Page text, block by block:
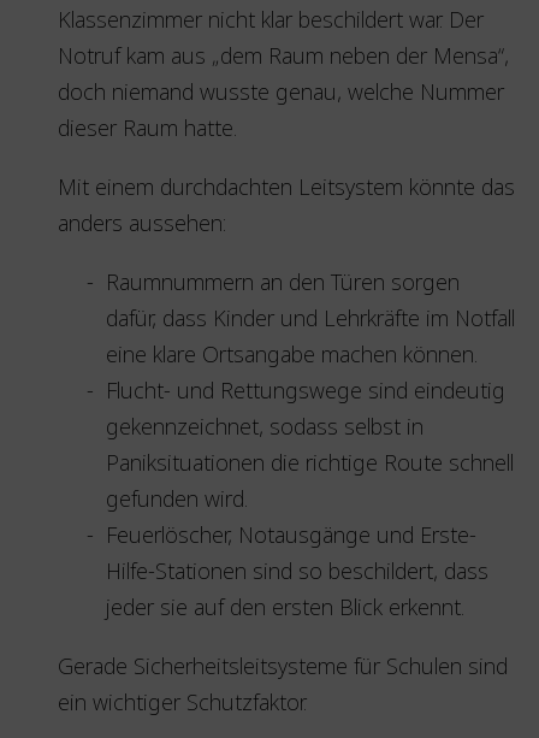
Klassenzimmer nicht klar beschildert war. Der
Notruf kam aus „dem Raum neben der Mensa“,
doch niemand wusste genau, welche Nummer
dieser Raum hatte.
Mit einem durchdachten Leitsystem könnte das
anders aussehen:
Raumnummern an den Türen sorgen
dafür, dass Kinder und Lehrkräfte im Notfall
eine klare Ortsangabe machen können.
Flucht- und Rettungswege sind eindeutig
gekennzeichnet, sodass selbst in
Paniksituationen die richtige Route schnell
gefunden wird.
Feuerlöscher, Notausgänge und Erste-
Hilfe-Stationen sind so beschildert, dass
jeder sie auf den ersten Blick erkennt.
Gerade Sicherheitsleitsysteme für Schulen sind
ein wichtiger Schutzfaktor.